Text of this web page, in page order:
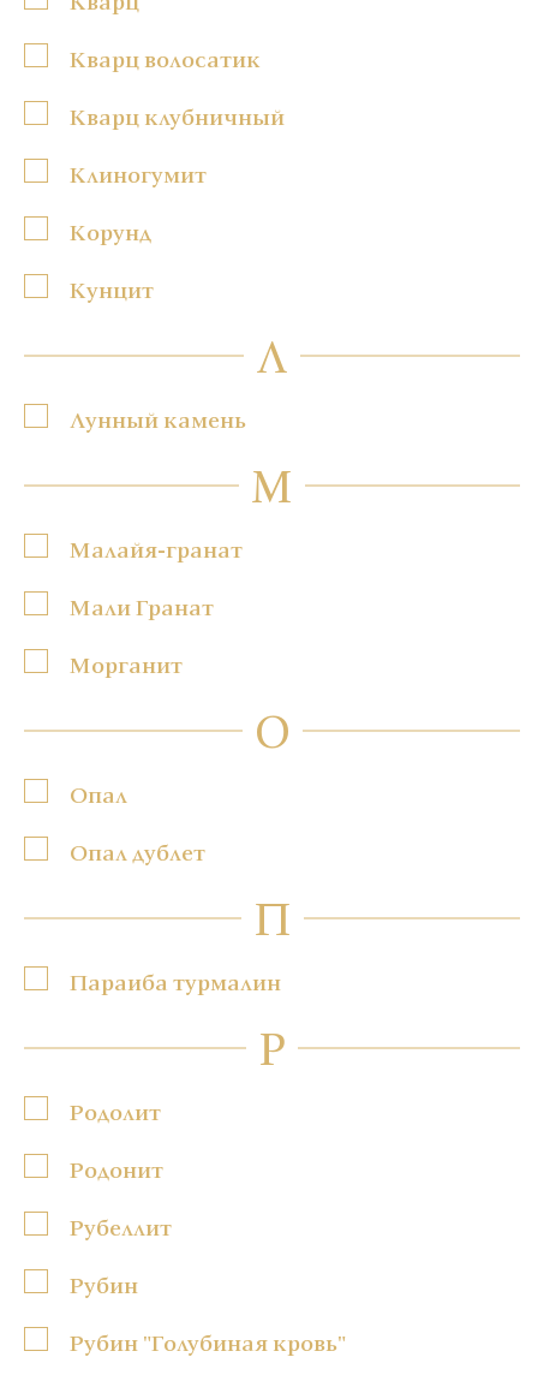
Кварц волосатик
Кварц клубничный
Клиногумит
Корунд
Кунцит
Л
Лунный камень
М
Малайя-гранат
Мали Гранат
Морганит
О
Опал
Опал дублет
П
Параиба турмалин
Р
Родолит
Родонит
Рубеллит
Рубин
Рубин "Голубиная кровь"